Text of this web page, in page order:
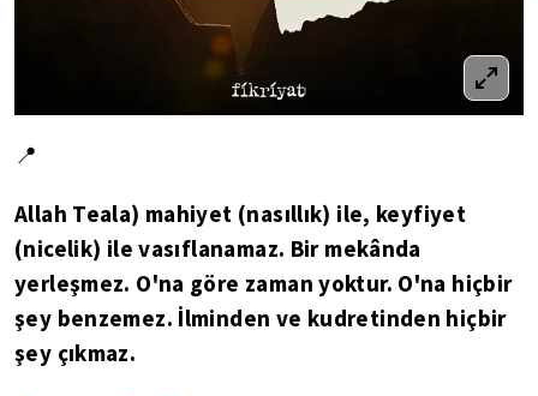
📍
Allah Teala) mahiyet (nasıllık) ile, keyfiyet
(nicelik) ile vasıflanamaz. Bir mekânda
yerleşmez. O'na göre zaman yoktur. O'na hiçbir
şey benzemez. İlminden ve kudretinden hiçbir
şey çıkmaz.